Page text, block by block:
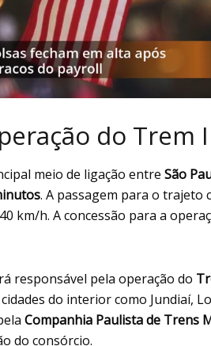
do Trem
meio de ligação entre São
. A passagem para o trajeto
km/h. A concessão para a
responsável pela operação do
do interior como Jundiaí,
Companhia Paulista de Trens
do consórcio.